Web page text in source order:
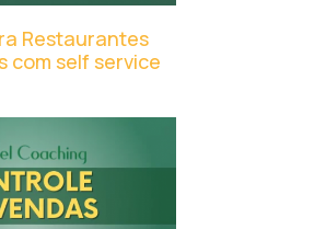
Restaurantes
com self service